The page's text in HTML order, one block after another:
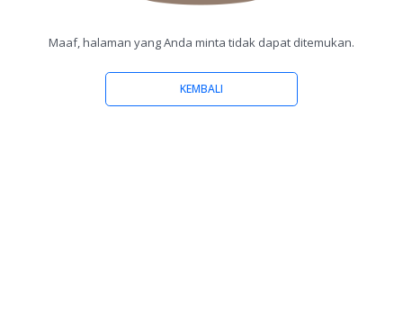
Maaf, halaman yang Anda minta tidak dapat ditemukan.
KEMBALI